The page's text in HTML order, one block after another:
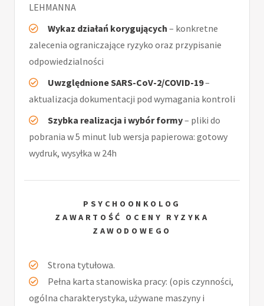
LEHMANNA
Wykaz działań korygujących – konkretne
zalecenia ograniczające ryzyko oraz przypisanie
odpowiedzialności
Uwzględnione SARS-CoV-2/COVID-19–
aktualizacja dokumentacji pod wymagania kontroli
Szybka realizacja i wybór formy– pliki do
pobrania w 5 minut lub wersja papierowa: gotowy
wydruk, wysyłka w 24h
PSYCHOONKOLOG
ZAWARTOŚĆ OCENY RYZYKA
ZAWODOWEGO
Strona tytułowa.
Pełna karta stanowiska pracy: (opis czynności,
ogólna charakterystyka, używane maszyny i